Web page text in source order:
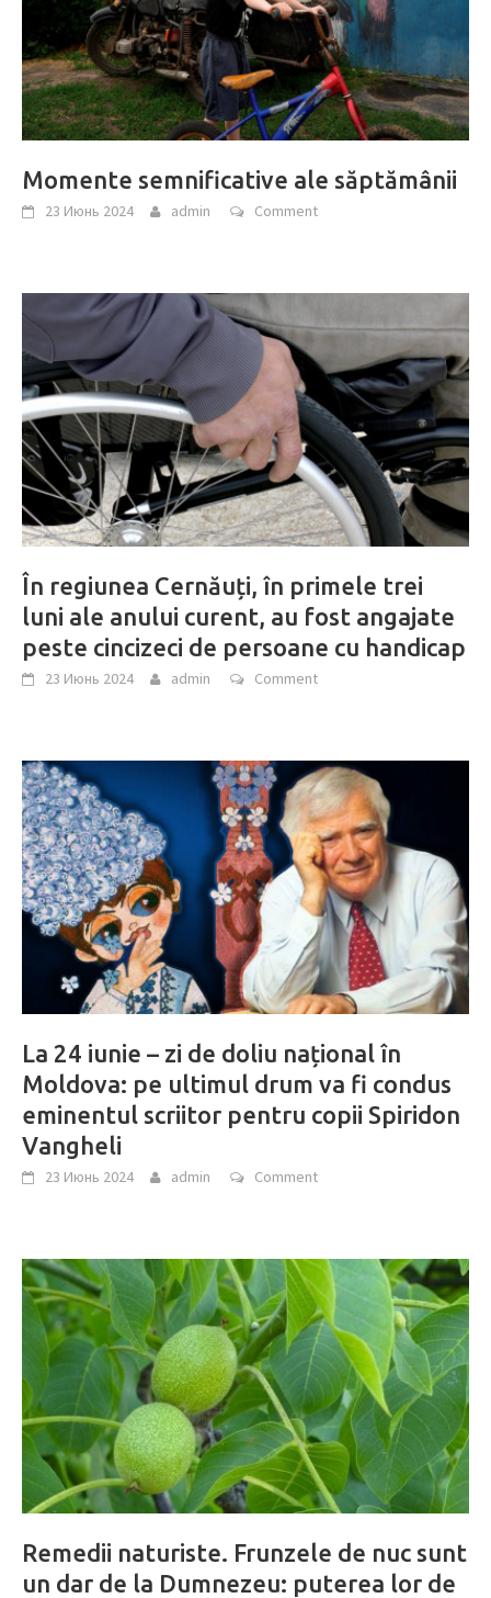
Momente semnificative ale săptămânii
23 Июнь 2024 admin Comment
În regiunea Cernăuți, în primele trei
luni ale anului curent, au fost angajate
peste cincizeci de persoane cu handicap
23 Июнь 2024 admin Comment
La 24 iunie – zi de doliu național în
Moldova: pe ultimul drum va fi condus
eminentul scriitor pentru copii Spiridon
Vangheli
23 Июнь 2024 admin Comment
Remedii naturiste. Frunzele de nuc sunt
un dar de la Dumnezeu: puterea lor de